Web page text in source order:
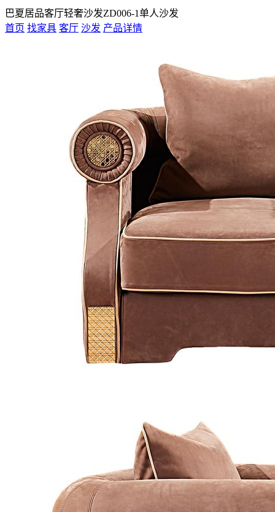
巴夏居品客厅轻奢沙发ZD006-1单人沙发
首页 找家具 客厅 沙发 产品详情